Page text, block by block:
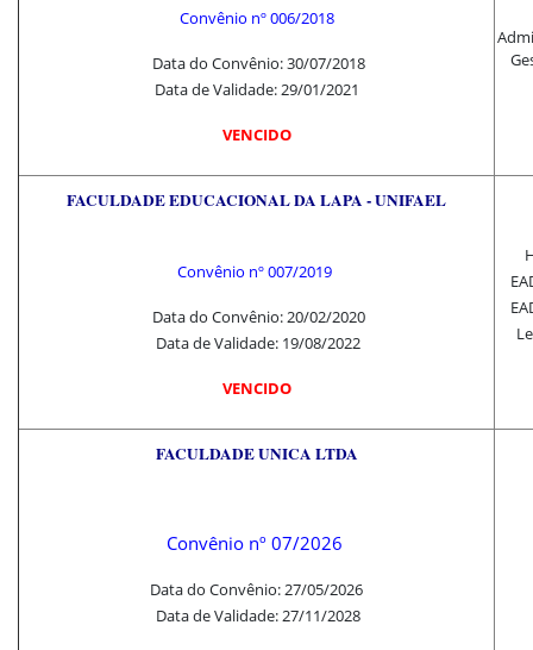
Convênio nº 006/2018
Data do Convênio: 30/07/2018
Data de Validade: 29/01/2021
VENCIDO
FACULDADE EDUCACIONAL DA LAPA - UNIFAEL
Convênio nº 007/2019
Data do Convênio: 20/02/2020
Data de Validade: 19/08/2022
VENCIDO
FACULDADE UNICA LTDA
Convênio nº 07/2026
Data do Convênio: 27/05/2026
Data de Validade: 27/11/2028